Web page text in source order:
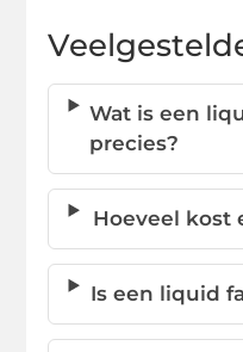
Wat is een
precies?
Hoeveel kost
Is een liquid